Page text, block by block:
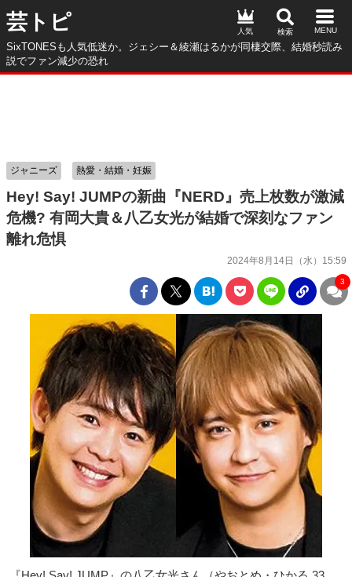
芸トピ
SixTONESも人気低迷か。ジェシー＆綾瀬はるかが同棲交際、結婚秒読み
説でファン減少の恐れ
人気
Hey! Say! JUMPの新曲『NERD』売上枚数が激減
危機? 有岡大貴＆八乙女光が結婚で深刻なファン
離れ危惧
2024年8月14日（水）15:59
ジャニーズ 熱愛・結婚・妊娠
3